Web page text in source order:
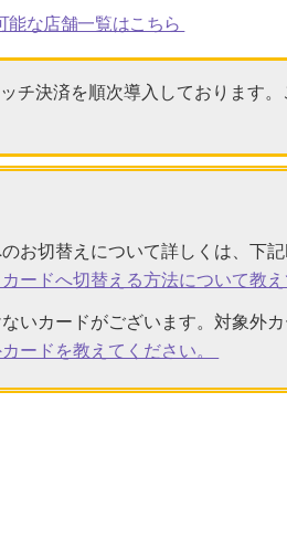
能な店舗一覧はこちら
チ決済を順次導入しております
お切替えについて詳しくは、下記
ードへ切替える方法について教え
いカードがございます。対象外
ードを教えてください。